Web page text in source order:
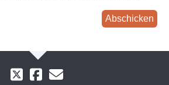
Abschicken